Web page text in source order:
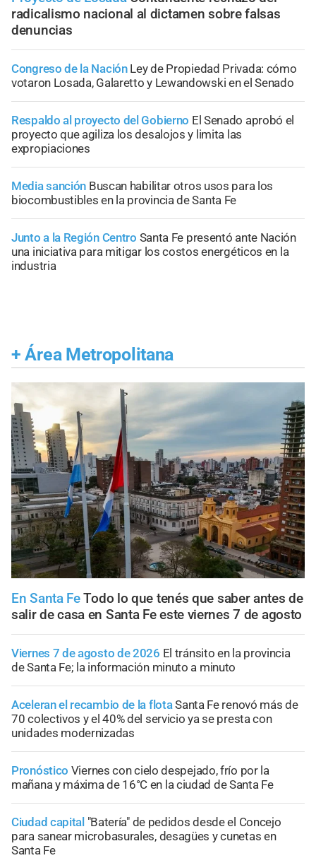
radicalismo nacional al dictamen sobre falsas
denuncias
Congreso de la Nación Ley de Propiedad Privada: cómo
votaron Losada, Galaretto y Lewandowski en el Senado
Respaldo al proyecto del Gobierno El Senado aprobó el
proyecto que agiliza los desalojos y limita las
expropiaciones
Media sanción Buscan habilitar otros usos para los
biocombustibles en la provincia de Santa Fe
Junto a la Región Centro Santa Fe presentó ante Nación
una iniciativa para mitigar los costos energéticos en la
industria
+ Área Metropolitana
En Santa FeTodo lo que tenés que saber antes de
salir de casa en Santa Fe este viernes 7 de agosto
Viernes 7 de agosto de 2026 El tránsito en la provincia
de Santa Fe; la información minuto a minuto
Aceleran el recambio de la flotaSanta Fe renovó más de
70 colectivos y el 40% del servicio ya se presta con
unidades modernizadas
Pronóstico Viernes con cielo despejado, frío por la
mañana y máxima de 16°C en la ciudad de Santa Fe
Ciudad capital "Batería" de pedidos desde el Concejo
para sanear microbasurales, desagües y cunetas en
Santa Fe